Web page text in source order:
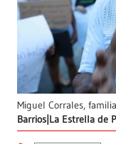
Miguel Corrales,
Barrios|La Estrella de